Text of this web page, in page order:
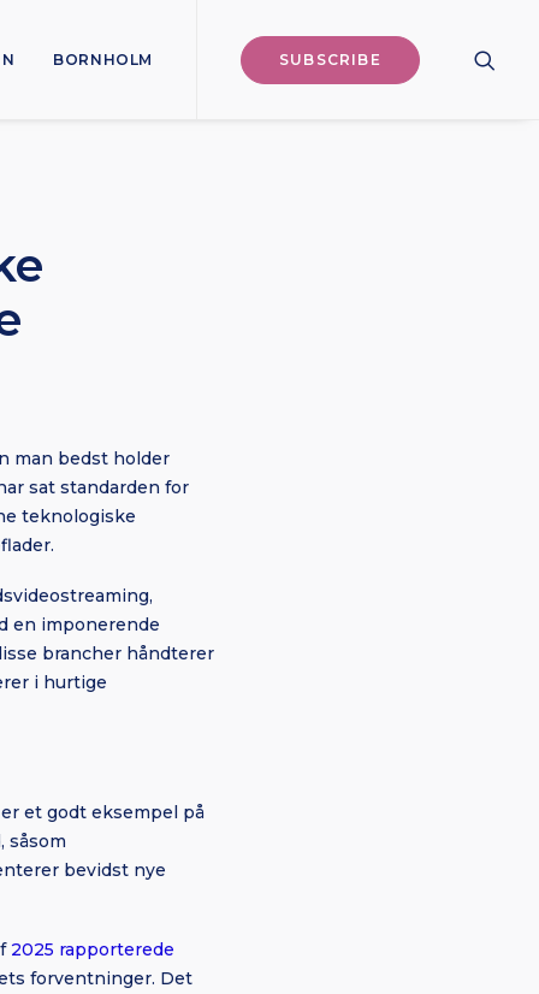
BORNHOLM SUBSCRIBE
man bedst holder
sat standarden for
teknologiske
en imponerende
brancher håndterer
i hurtige
et godt eksempel på
såsom
bevidst nye
2025 rapporterede
forventninger. Det